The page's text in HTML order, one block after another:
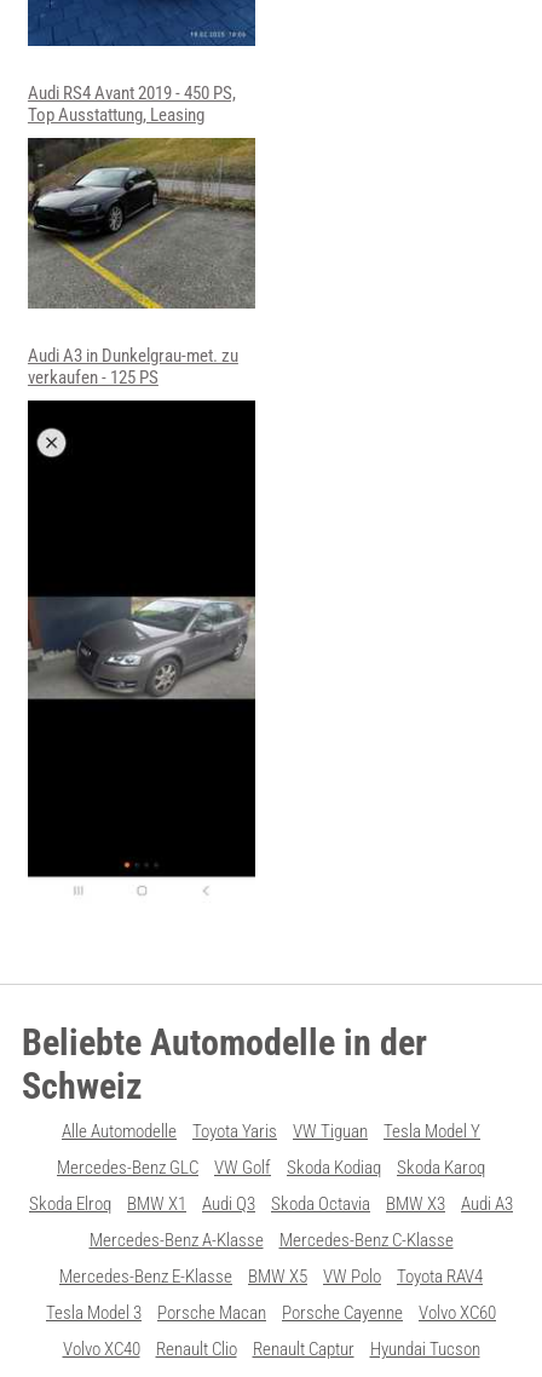
Audi RS4 Avant 2019 - 450 PS,
Top Ausstattung, Leasing
Audi A3 in Dunkelgrau-met. zu
verkaufen - 125 PS
Beliebte Automodelle in der
Schweiz
Alle Automodelle Toyota Yaris VW Tiguan
Tesla Model Y
Mercedes-Benz GLC
VW Golf Skoda Kodiaq
Skoda Karoq
Skoda Elroq
BMW X1 Audi Q3 Skoda Octavia BMW X3
Audi A3
Mercedes-Benz A-Klasse
Mercedes-Benz C-Klasse
Mercedes-Benz E-Klasse
BMW X5 VW Polo
Toyota RAV4
Tesla Model 3
Porsche Macan Porsche Cayenne
Volvo XC60
Volvo XC40
Renault Clio Renault Captur
Hyundai Tucson